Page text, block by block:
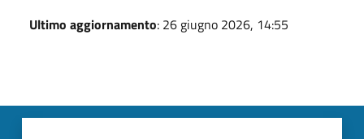
Ultimo aggiornamento: 26 giugno 2026, 14:55